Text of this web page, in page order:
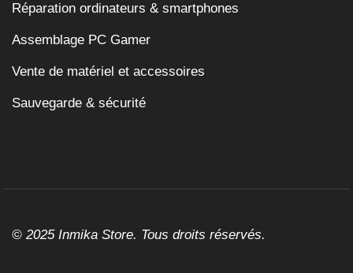
Réparation ordinateurs & smartphones
Assemblage PC Gamer
Vente de matériel et accessoires
Sauvegarde & sécurité
© 2025 Inmika Store. Tous droits réservés.